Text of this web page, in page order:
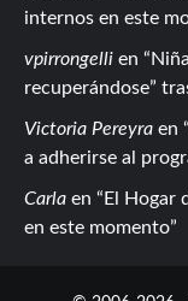
internos en este
vpirrongelli en
recuperándose”
Victoria Pereyra en
a adherirse al
Carla en
El Hogar
en este momento